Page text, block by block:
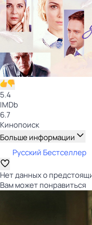
5.4
IMDb
6.7
Кинопоиск
Больше информации
Русский Бестселлер
Нет данных о
Вам может понравиться